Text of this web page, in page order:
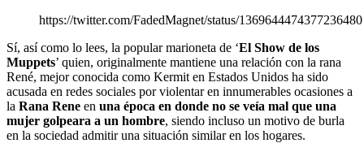
https://twitter.com/FadedMagnet/status/1369644474377236480
Sí, así como lo lees, la popular marioneta de ‘El Show de los
Muppets’ quien, originalmente mantiene una relación con la rana
René, mejor conocida como Kermit en Estados Unidos ha sido
acusada en redes sociales por violentar en innumerables ocasiones a
la Rana Rene en una época en donde no se veía mal que una
mujer golpeara a un hombre, siendo incluso un motivo de burla
en la sociedad admitir una situación similar en los hogares.